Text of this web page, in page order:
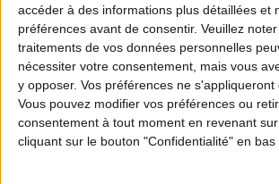
accéder à des informations plus détaillées et
préférences avant de consentir. Veuillez
traitements de vos données personnelles
nécessiter votre consentement, mais vous
y opposer. Vos préférences ne s'appliqueront
Vous pouvez modifier vos préférences ou
consentement à tout moment en revenant
cliquant sur le bouton "Confidentialité" en bas